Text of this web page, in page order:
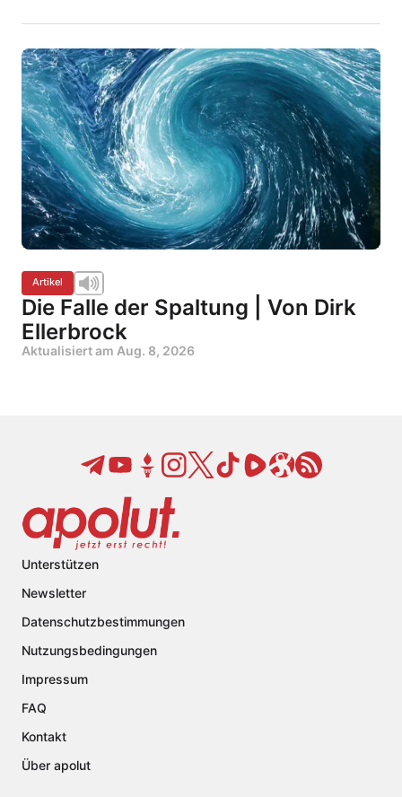
Artikel
Die Falle der Spaltung | Von Dirk
Ellerbrock
Aktualisiert am Aug. 8, 2026
Unterstützen
Newsletter
Datenschutzbestimmungen
Nutzungsbedingungen
Impressum
FAQ
Kontakt
Über apolut